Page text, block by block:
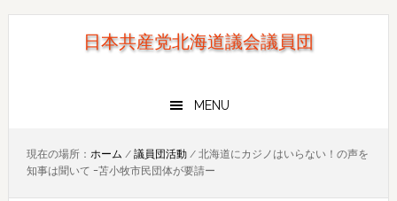
Skip
Skip
日本共産党北海道議会議員団
MENU
現在の場所： ホーム / 議員団活動 /北海道にカジノはいらない！の声を
知事は聞いて ｰ苫小牧市民団体が要請ー